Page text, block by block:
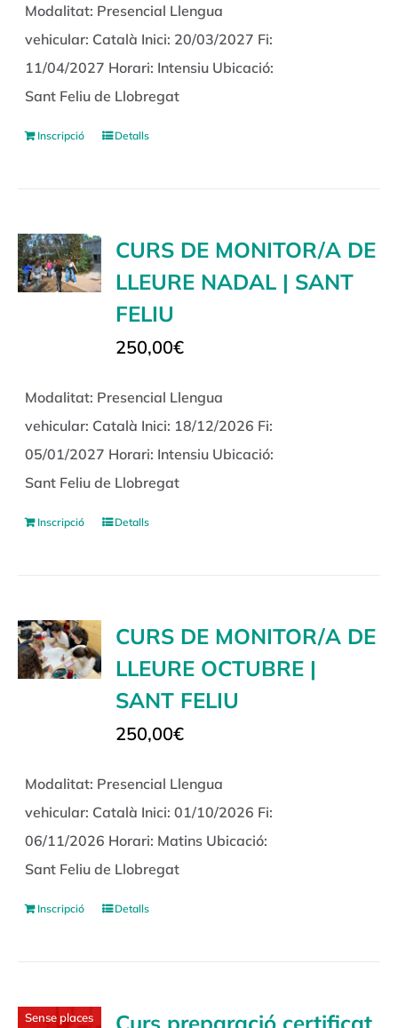
Modalitat: Presencial Llengua
vehicular: Català Inici: 20/03/2027 Fi:
11/04/2027 Horari: Intensiu Ubicació:
Sant Feliu de Llobregat
Inscripció Detalls
CURS DE MONITOR/A DE
LLEURE NADAL | SANT
FELIU
250,00€
Modalitat: Presencial Llengua
vehicular: Català Inici: 18/12/2026 Fi:
05/01/2027 Horari: Intensiu Ubicació:
Sant Feliu de Llobregat
Inscripció Detalls
CURS DE MONITOR/A DE
LLEURE OCTUBRE |
SANT FELIU
250,00€
Modalitat: Presencial Llengua
vehicular: Català Inici: 01/10/2026 Fi:
06/11/2026 Horari: Matins Ubicació:
Sant Feliu de Llobregat
Inscripció Detalls
Sense places Curs preparació certificat